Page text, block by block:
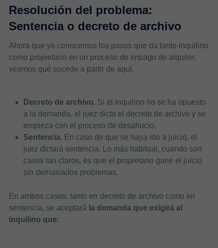
Resolución del problema:
Sentencia o decreto de archivo
Ahora que ya conocemos los pasos que da tanto inquilino
como propietario en un proceso de impago de alquiler,
veamos qué sucede a partir de aquí.
Decreto de archivo. Si el inquilino no se ha opuesto
a la demanda, el juez dicta el decreto de archivo y se
empieza con el proceso de desahucio.
Sentencia. En caso de que se haya ido a juicio, el
juez dictará sentencia. Lo más habitual, cuando son
casos tan claros, es que el propietario gane el juicio
sin demasiados problemas.
En ambos casos, tanto en decreto de archivo como en
sentencia, se aceptarála demanda que exigirá al
inquilino que: